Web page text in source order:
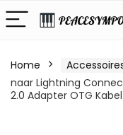
Home
naar Lightning
2.0 Adapter OTG